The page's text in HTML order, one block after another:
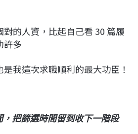
的人資，比起自己看 30 篇履
許多
我這次求職順利的最大功臣！
，把篩選時間留到收下一階段